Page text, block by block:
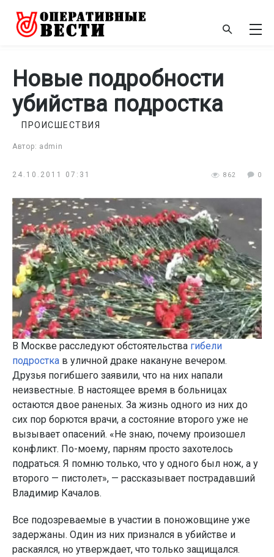
Новые подробности
убийства подростка
Автор: admin
ПРОИСШЕСТВИЯ
24.10.2011 07:31 862 0
В Москве расследуют обстоятельства гибели
подростка в уличной драке накануне вечером.
Друзья погибшего заявили, что на них напали
неизвестные. В настоящее время в больницах
остаются двое раненых. За жизнь одного из них до
сих пор борются врачи, а состояние второго уже не
вызывает опасений. «Не знаю, почему произошел
конфликт. По-моему, парням просто захотелось
подраться. Я помню только, что у одного был нож, а у
второго — пистолет», — рассказывает пострадавший
Владимир Качалов.
Все подозреваемые в участии в поножовщине уже
задержаны. Один из них признался в убийстве и
раскаялся, но утверждает, что только защищался.